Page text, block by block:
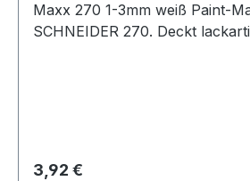
Maxx 270 1-3mm weiß Paint-Marker
SCHNEIDER 270. Deckt
Regulärer Preis:
3,92 €